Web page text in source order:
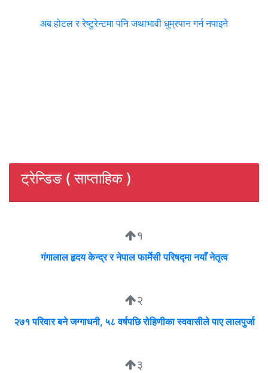
अब होटल र रेष्टुरेन्टमा पनि जथाभावी धुम्रपान गर्न नपाइने
ट्रेन्डिङ ( साप्ताहिक )
१
गंगालाल हृदय केन्द्र र नेपाल फार्मेसी परिषद्मा नयाँ नेतृत्व
२
२७१ परिवार बने जग्गाधनी, ५८ वर्षपछि रोहिणीका स्ववासीले पाए लालपुर्जा
३